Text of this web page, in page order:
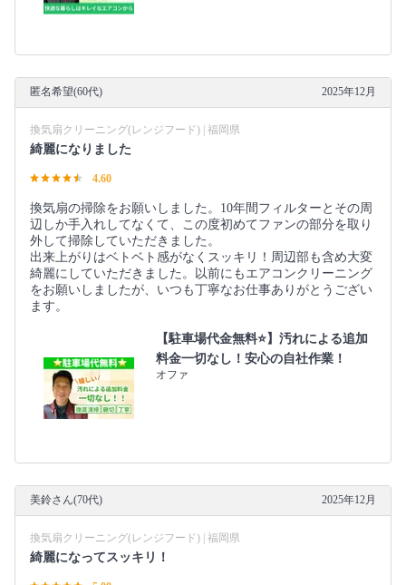
匿名希望(60代) 2025年12月
換気扇クリーニング(レンジフード) | 福岡県
綺麗になりました
4.60
換気扇の掃除をお願いしました。10年間フィルターとその周
辺しか手入れしてなくて、この度初めてファンの部分を取り
外して掃除していただきました。
出来上がりはベトベト感がなくスッキリ！周辺部も含め大変
綺麗にしていただきました。以前にもエアコンクリーニング
をお願いしましたが、いつも丁寧なお仕事ありがとうござい
ます。
【駐車場代金無料⭐️】汚れによる追加
料金一切なし！安心の自社作業！
オファ
美鈴さん(70代) 2025年12月
換気扇クリーニング(レンジフード) | 福岡県
綺麗になってスッキリ！